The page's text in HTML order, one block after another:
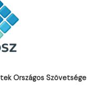
Országos Szövetsége